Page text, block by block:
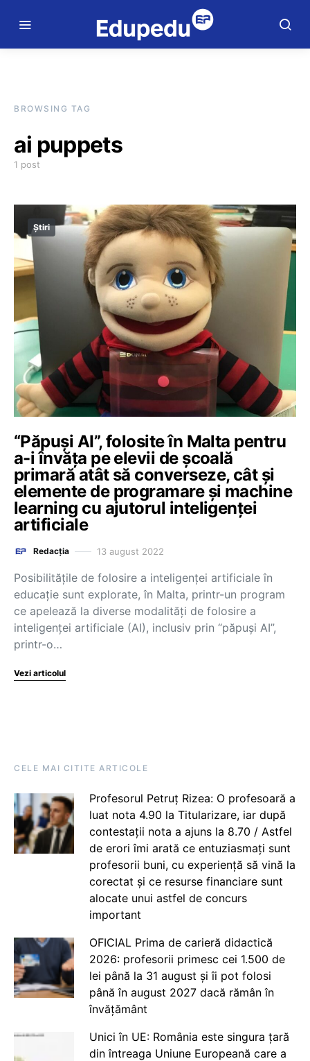
BROWSING TAG
ai puppets
1 post
Știri
“Păpuși AI”, folosite în Malta pentru
a-i învăța pe elevii de școală
primară atât să converseze, cât și
elemente de programare și machine
learning cu ajutorul inteligenței
artificiale
Redacția 13 august 2022
Posibilitățile de folosire a inteligenței artificiale în
educație sunt explorate, în Malta, printr-un program
ce apelează la diverse modalități de folosire a
inteligenței artificiale (AI), inclusiv prin “păpuși AI”,
printr-o…
Vezi articolul
CELE MAI CITITE ARTICOLE
Profesorul Petruț Rizea: O profesoară a
luat nota 4.90 la Titularizare, iar după
contestații nota a ajuns la 8.70 / Astfel
de erori îmi arată ce entuziasmați sunt
profesorii buni, cu experiență să vină la
corectat și ce resurse financiare sunt
alocate unui astfel de concurs
important
OFICIAL Prima de carieră didactică
2026: profesorii primesc cei 1.500 de
lei până la 31 august și îi pot folosi
până în august 2027 dacă rămân în
învățământ
Unici în UE: România este singura țară
din întreaga Uniune Europeană care a